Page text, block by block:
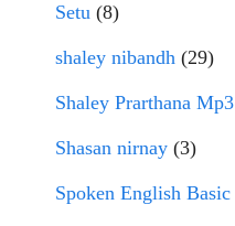
Setu (8)
shaley nibandh (29)
Shaley Prarthana Mp3
Shasan nirnay (3)
Spoken English Basic